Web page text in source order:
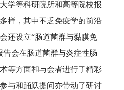
学等科研院所和高等院校报
样，其中不乏免疫学的前沿
还设立“肠道菌群与黏膜免
告会在肠道菌群与炎症性肠
等方面和与会者进行了精彩
与和踊跃提问亦带动了研讨